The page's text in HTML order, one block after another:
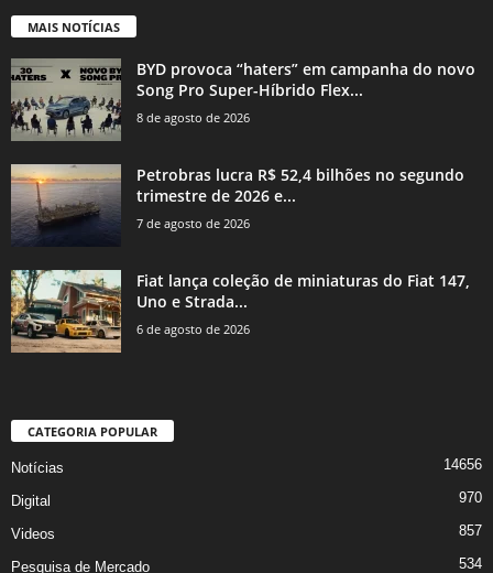
MAIS NOTÍCIAS
BYD provoca “haters” em campanha do novo
Song Pro Super-Híbrido Flex...
8 de agosto de 2026
Petrobras lucra R$ 52,4 bilhões no segundo
trimestre de 2026 e...
7 de agosto de 2026
Fiat lança coleção de miniaturas do Fiat 147,
Uno e Strada...
6 de agosto de 2026
CATEGORIA POPULAR
Notícias 14656
Digital 970
Videos 857
Pesquisa de Mercado 534